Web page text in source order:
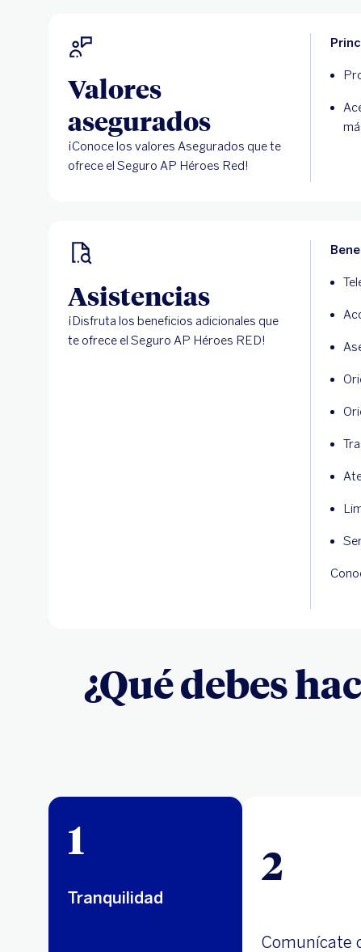
Valores
asegurados
¡Conoce los valores Asegurados que te
ofrece el Seguro AP Héroes Red!
Asistencias
¡Disfruta los beneficios adicionales que
te ofrece el Seguro AP Héroes RED!
¿Qué debes
1
Tranquilidad
2
Comunícate